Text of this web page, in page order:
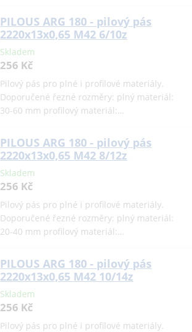
PILOUS ARG 180 - pilový pás
2220x13x0,65 M42 6/10z
Skladem
256 Kč
Pilový pás pro plné i profilové materiály.
Doporučené řezné rozměry: plný materiál:
30-60 mm profilový materiál:…
PILOUS ARG 180 - pilový pás
2220x13x0,65 M42 8/12z
Skladem
256 Kč
Pilový pás pro plné i profilové materiály.
Doporučené řezné rozměry: plný materiál:
20-40 mm profilový materiál:…
PILOUS ARG 180 - pilový pás
2220x13x0,65 M42 10/14z
Skladem
256 Kč
Pilový pás pro plné i profilové materiály.